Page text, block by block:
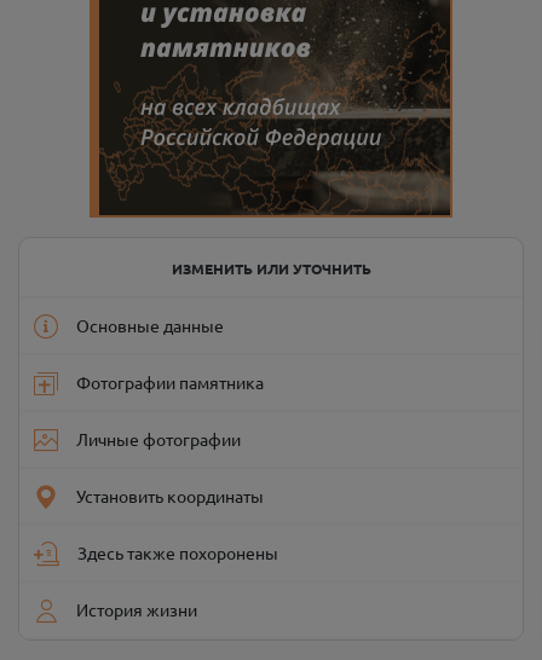
ИЗМЕНИТЬ ИЛИ УТОЧНИТЬ
Основные данные
Фотографии памятника
Личные фотографии
Установить координаты
Здесь также похоронены
История жизни